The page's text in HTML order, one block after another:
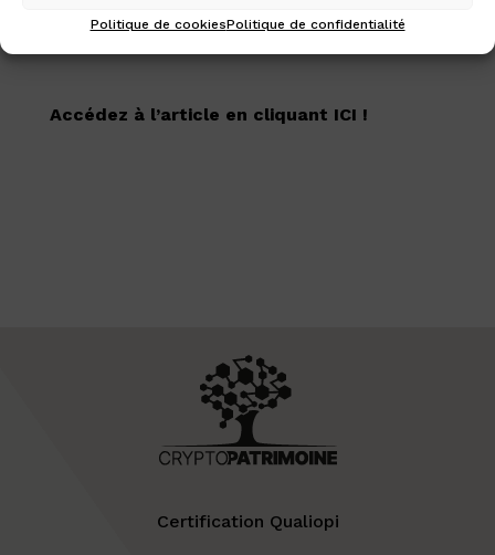
Politique de cookiesPolitique de confidentialité
Accédez à l’article en cliquant ICI !
Certification Qualiopi